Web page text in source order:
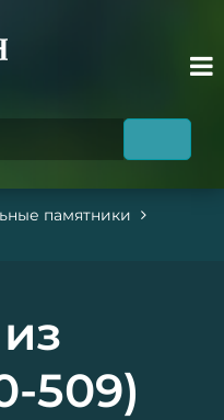
памятники
509)